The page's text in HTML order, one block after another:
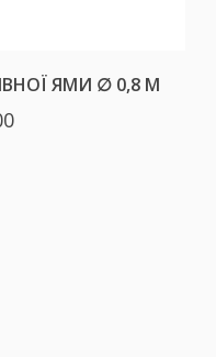
ЯМИ ∅ 0,8 М